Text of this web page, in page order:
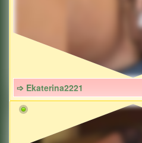
➩ Ekaterina2221